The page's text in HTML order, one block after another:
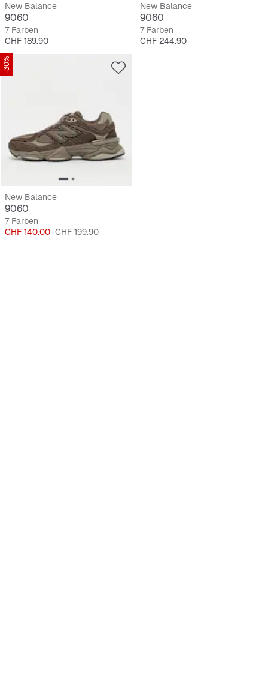
New Balance
9060
7 Farben
Preis
CHF 189.90
New Balance
9060
7 Farben
Preis
CHF 244.90
-30%
New Balance
9060
7 Farben
Preis
CHF 140.00 Originalpreis
CHF 199.90